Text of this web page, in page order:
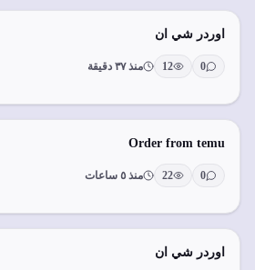
اوردر شي ان
0
12 منذ ٣٧ دقيقة
Order from temu
0
22 منذ ٥ ساعات
اوردر شي ان